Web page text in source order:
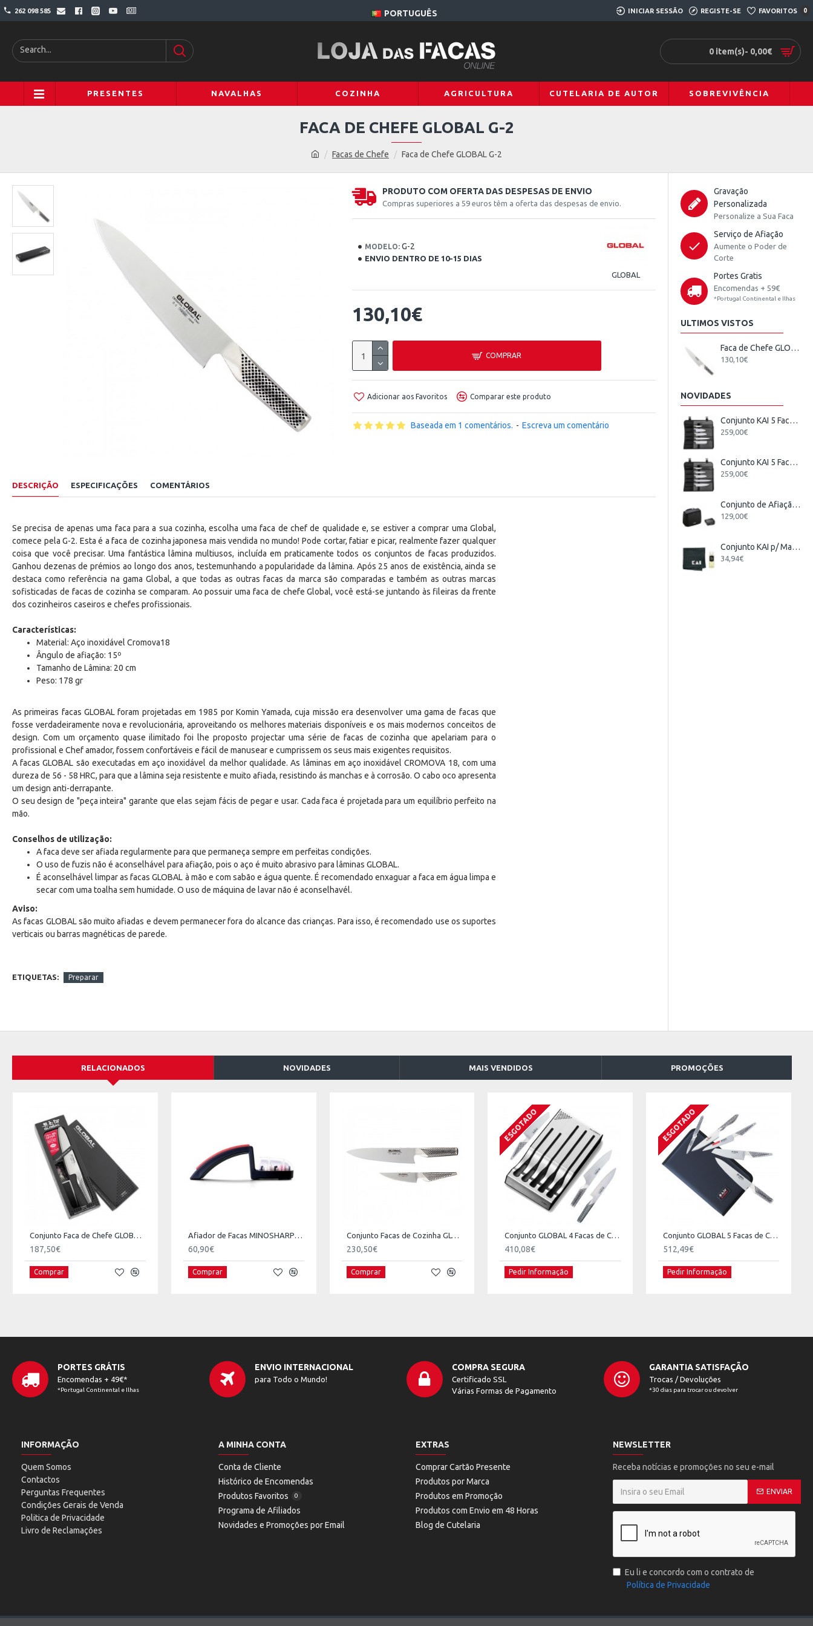
262 098 585 PORTUGUÊS INICIAR SESSÃO REGISTE-SE FAVORITOS 0
0 item(s)- 0,00€
PRESENTES NAVALHAS COZINHA AGRICULTURA CUTELARIA DE AUTOR SOBREVIVÊNCIA
Facas de Chefe Faca de Chefe GLOBAL G-2
FACA DE CHEFE GLOBAL G-2
PRODUTO COM OFERTA DAS DESPESAS DE ENVIO
Compras superiores a 59 euros têm a oferta das despesas de envio.
MODELO: G-2
ENVIO DENTRO DE 10-15 DIAS
GLOBAL
Baseada em 1 comentários. - Escreva um comentário
130,10€
COMPRAR
Adicionar aos Favoritos Comparar este produto
DESCRIÇÃO ESPECIFICAÇÕES COMENTÁRIOS
Se precisa de apenas uma faca para a sua cozinha, escolha uma faca de chef de qualidade e, se estiver a comprar uma Global,
comece pela G-2. Esta é a faca de cozinha japonesa mais vendida no mundo! Pode cortar, fatiar e picar, realmente fazer qualquer
coisa que você precisar. Uma fantástica lâmina multiusos, incluída em praticamente todos os conjuntos de facas produzidos.
Ganhou dezenas de prémios ao longo dos anos, testemunhando a popularidade da lâmina. Após 25 anos de existência, ainda se
destaca como referência na gama Global, a que todas as outras facas da marca são comparadas e também as outras marcas
sofisticadas de facas de cozinha se comparam. Ao possuir uma faca de chefe Global, você está-se juntando às fileiras da frente
dos cozinheiros caseiros e chefes profissionais.
Características:
Material: Aço inoxidável Cromova18
Ângulo de afiação: 15º
Tamanho de Lâmina: 20 cm
Peso: 178 gr
As primeiras facas GLOBAL foram projetadas em 1985 por Komin Yamada, cuja missão era desenvolver uma gama de facas que
fosse verdadeiramente nova e revolucionária, aproveitando os melhores materiais disponíveis e os mais modernos conceitos de
design. Com um orçamento quase ilimitado foi lhe proposto projectar uma série de facas de cozinha que apelariam para o
profissional e Chef amador, fossem confortáveis e fácil de manusear e cumprissem os seus mais exigentes requisitos.
A facas GLOBAL são executadas em aço inoxidável da melhor qualidade. As lâminas em aço inoxidável CROMOVA 18, com uma
dureza de 56 - 58 HRC, para que a lâmina seja resistente e muito afiada, resistindo ás manchas e à corrosão. O cabo oco apresenta
um design anti-derrapante.
O seu design de "peça inteira" garante que elas sejam fácis de pegar e usar. Cada faca é projetada para um equilíbrio perfeito na
mão.
Conselhos de utilização:
A faca deve ser afiada regularmente para que permaneça sempre em perfeitas condições.
O uso de fuzis não é aconselhável para afiação, pois o aço é muito abrasivo para lâminas GLOBAL.
É aconselhável limpar as facas GLOBAL à mão e com sabão e água quente. É recomendado enxaguar a faca em água limpa e
secar com uma toalha sem humidade. O uso de máquina de lavar não é aconselhavél.
Aviso:
As facas GLOBAL são muito afiadas e devem permanecer fora do alcance das crianças. Para isso, é recomendado use os suportes
verticais ou barras magnéticas de parede.
ETIQUETAS: Preparar
Gravação
Personalizada
Personalize a Sua Faca
Serviço de Afiação
Aumente o Poder de
Corte
Portes Gratis
Encomendas + 59€
*Portugal Continental e Ilhas
ULTIMOS VISTOS
Faca de Chefe GLOBAL G-2
130,10€
NOVIDADES
Conjunto KAI 5 Facas Japonesas + Estojo
259,00€
Conjunto KAI 5 Facas Wasabi Black Europeu + Estojo
259,00€
Conjunto de Afiação Elétrico KAI
129,00€
Conjunto KAI p/ Manutenção de Facas
34,94€
RELACIONADOS NOVIDADES MAIS VENDIDOS PROMOÇÕES
187,50€
Comprar
60,90€
Comprar
230,50€
Comprar
ESGOTADO
410,08€
Pedir Informação
ESGOTADO
512,49€
Pedir Informação
PORTES GRÁTIS
Encomendas + 49€*
*Portugal Continental e Ilhas
ENVIO INTERNACIONAL
para Todo o Mundo!
COMPRA SEGURA
Certificado SSL
Várias Formas de Pagamento
GARANTIA SATISFAÇÃO
Trocas / Devoluções
*30 dias para trocar ou devolver
INFORMAÇÃO
Quem Somos
Contactos
Perguntas Frequentes
Condições Gerais de Venda
Politica de Privacidade
Livro de Reclamações
A MINHA CONTA
Conta de Cliente
Histórico de Encomendas
Produtos Favoritos
0
Programa de Afiliados
Novidades e Promoções por Email
EXTRAS
Comprar Cartão Presente
Produtos por Marca
Produtos em Promoção
Produtos com Envio em 48 Horas
Blog de Cutelaria
NEWSLETTER
Receba notícias e promoções no seu e-mail
ENVIAR
Eu li e concordo com o contrato de
Política de Privacidade